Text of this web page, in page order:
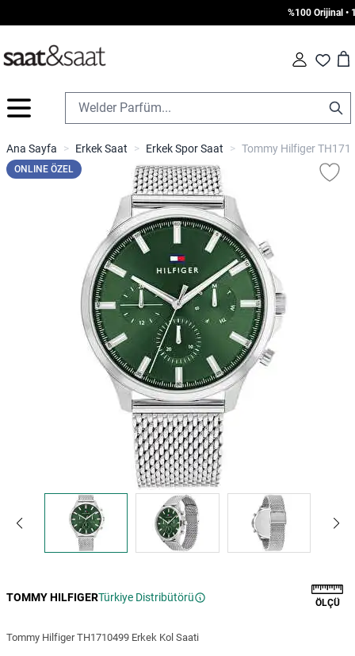
%100 Orijinal •
Fav Cart
İçeriğe geç
Ana Sayfa > Erkek Saat > Erkek Spor Saat > Tommy Hilfiger
ONLINE ÖZEL
TOMMY HILFIGERTürkiye Distribütörü ÖLÇÜ
Tommy Hilfiger TH1710499 Erkek Kol Saati